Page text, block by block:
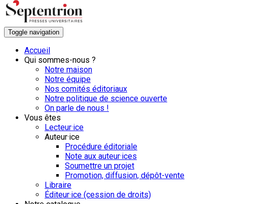
Toggle navigation
Accueil
Qui sommes-nous ?
Notre maison
Notre équipe
Nos comités éditoriaux
Notre politique de science ouverte
On parle de nous !
Vous êtes
Lecteur·ice
Auteur·ice
Procédure éditoriale
Note aux auteur·ices
Soumettre un projet
Promotion, diffusion, dépôt-vente
Libraire
Éditeur·ice (cession de droits)